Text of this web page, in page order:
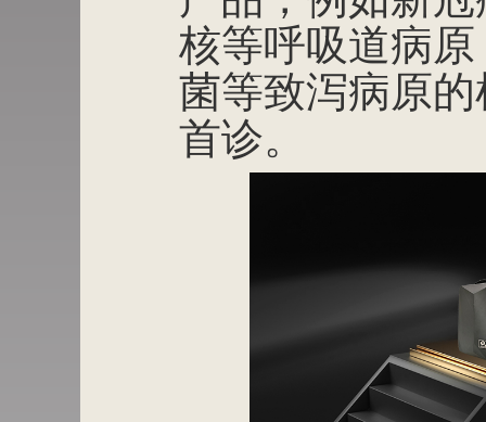
核等呼吸道病
菌等致泻病原
首诊。